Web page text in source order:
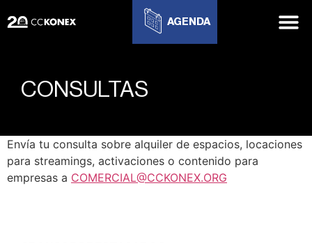
AGENDA
CONSULTAS
Envía tu consulta sobre alquiler de espacios, locaciones
para streamings, activaciones o contenido para
empresas a COMERCIAL@CCKONEX.ORG